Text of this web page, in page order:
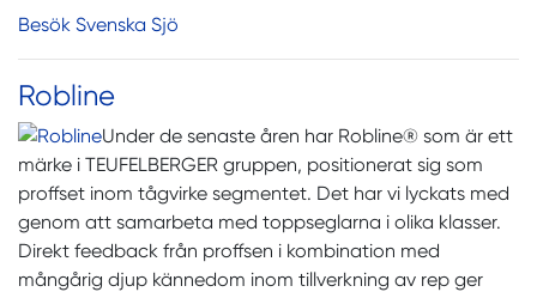
Besök Svenska Sjö
Robline
Under de senaste åren har Robline® som är ett
märke i TEUFELBERGER gruppen, positionerat sig som
proffset inom tågvirke segmentet. Det har vi lyckats med
genom att samarbeta med toppseglarna i olika klasser.
Direkt feedback från proffsen i kombination med
mångårig djup kännedom inom tillverkning av rep ger